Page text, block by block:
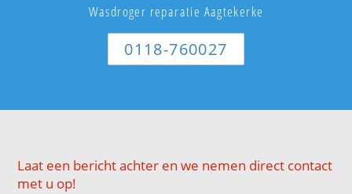
Wasdroger reparatie Aagtekerke
0118-760027
Laat een bericht achter en we nemen direct contact
met u op!